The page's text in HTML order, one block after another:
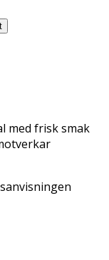
med frisk smak